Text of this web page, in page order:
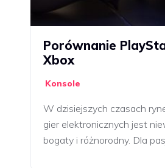
Porównanie
Xbox
Konsole
W dzisiejszych czasach
gier elektronicznych jest
bogaty i różnorodny. Dla